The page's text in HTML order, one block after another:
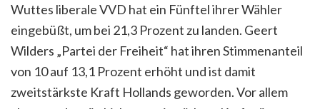
Wuttes liberale VVD hat ein Fünftel ihrer Wähler
eingebüßt, um bei 21,3 Prozent zu landen. Geert
Wilders „Partei der Freiheit“ hat ihren Stimmenanteil
von 10 auf 13,1 Prozent erhöht und ist damit
zweitstärkste Kraft Hollands geworden. Vor allem